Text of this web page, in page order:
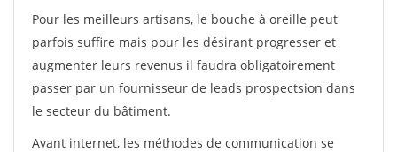
Pour les meilleurs artisans, le bouche à oreille peut
parfois suffire mais pour les désirant progresser et
augmenter leurs revenus il faudra obligatoirement
passer par un fournisseur de leads prospectsion dans
le secteur du bâtiment.
Avant internet, les méthodes de communication se